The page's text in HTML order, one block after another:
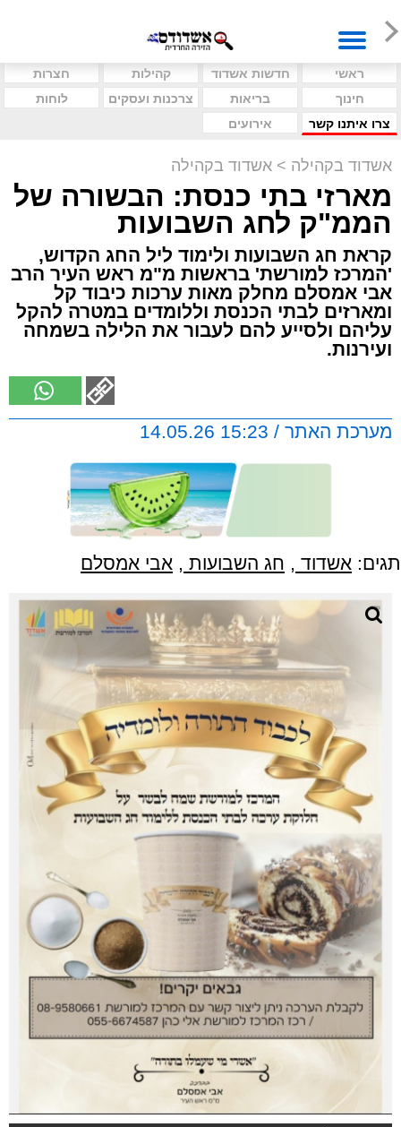
ראשי חדשות אשדוד קהילות
חצרות
חינוך
בריאות צרכנות ועסקים
לוחות
צרו איתנו קשר
אירועים
אשדוד בקהילה > אשדוד בקהילה
מארזי בתי כנסת: הבשורה של
הממ"ק לחג השבועות
קראת חג השבועות ולימוד ליל החג הקדוש,
'המרכז למורשת' בראשות מ"מ ראש העיר הרב
אבי אמסלם מחלק מאות ערכות כיבוד קל
ומארזים לבתי הכנסת וללומדים במטרה להקל
עליהם ולסייע להם לעבור את הלילה בשמחה
ועירנות.
מערכת האתר / 15:23 14.05.26
תגים: אשדוד , חג השבועות , אבי אמסלם